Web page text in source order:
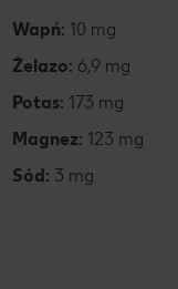
Wapń: 10 mg
Żelazo: 6,9 mg
Potas: 173 mg
Magnez: 123 mg
Sód: 3 mg